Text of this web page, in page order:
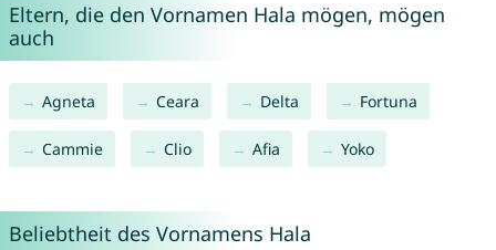
Eltern, die den Vornamen Hala mögen, mögen
auch
Agneta Ceara Delta Fortuna
Cammie Clio Afia Yoko
Beliebtheit des Vornamens Hala